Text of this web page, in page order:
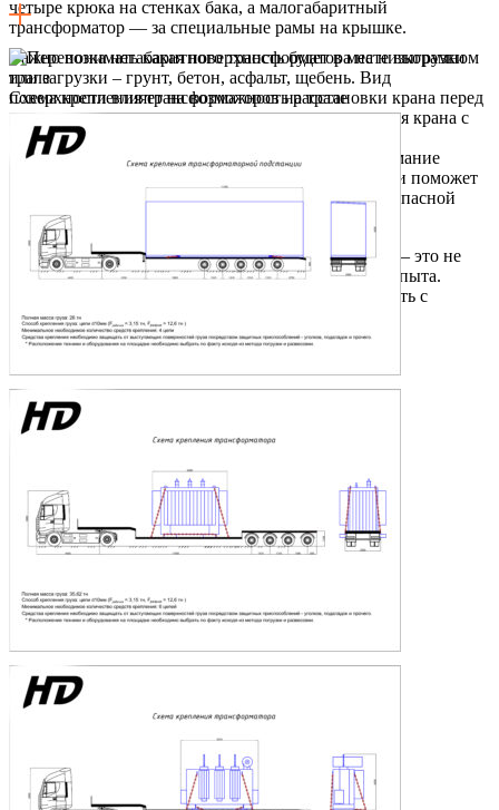
четыре крюка на стенках бака, а малогабаритный
трансформатор — за специальные рамы на крышке.
Важно понимать какая поверхность будет в месте выгрузки
или загрузки – грунт, бетон, асфальт, щебень. Вид
поверхности влияет на возможность расстановки крана перед
работой. Влажный грунт – это риск опрокидывания крана с
грузом. Эти знания помогут без простоев и срывов
осуществить аренду кранов и саму загрузку. Понимание
центра тяжести трансформатора и схемы строповки поможет
вам нанять правильное количество кранов для безопасной
загрузки и выгрузки.
В общем перевозка энергетического оборудования – это не
простое дело, которое требует глубоких знаний и опыта.
Поэтому для реализации доставки советуем работать с
профессионалами.
Схема крепления трансформаторов на трале